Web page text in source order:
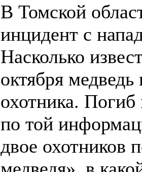
В Томской
инцидент с
Насколько
октября
охотника.
по той
двое охотников